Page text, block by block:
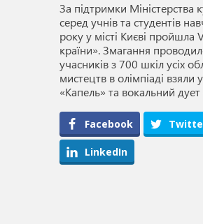
За підтримки Міністерства
серед учнів та студентів
року у місті Києві пройшла
країни». Змагання
учасників з 700 шкіл усіх
мистецтв в олімпіаді
«Капель» та вокальний
Facebook
LinkedIn